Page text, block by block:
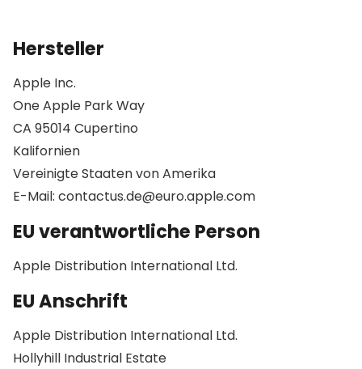
Hersteller
Apple Inc.
One Apple Park Way
CA 95014 Cupertino
Kalifornien
Vereinigte Staaten von Amerika
E-Mail: contactus.de@euro.apple.com
EU verantwortliche Person
Apple Distribution International Ltd.
EU Anschrift
Apple Distribution International Ltd.
Hollyhill Industrial Estate